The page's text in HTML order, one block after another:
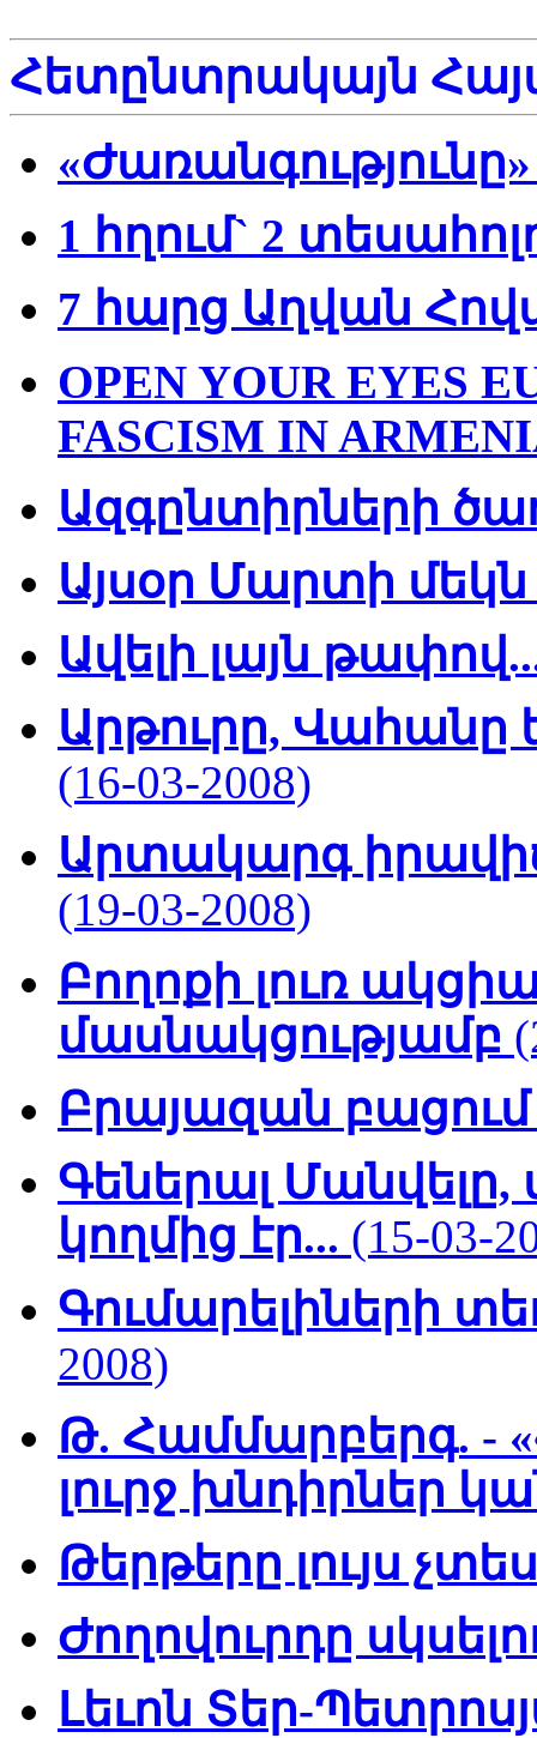
Հետընտրակայն
1 հղում` 2
7 հարց Աղվան
OPEN YOUR EYES
FASCISM IN
Ազգընտիրների
Այսօր Մարտի
Ավելի լայն
Արթուրը, Վահանը
(16-03-2008)
Արտակարգ
(19-03-2008)
Բողոքի լուռ
մասնակցությամբ
Բրայազան
Գեներալ
կողմից էր... (15-03-
Գումարելիների
2008)
Թ. Համմարբերգ. -
լուրջ խնդիրներ
Թերթերը լույս
Ժողովուրդը
Լեւոն Տեր-